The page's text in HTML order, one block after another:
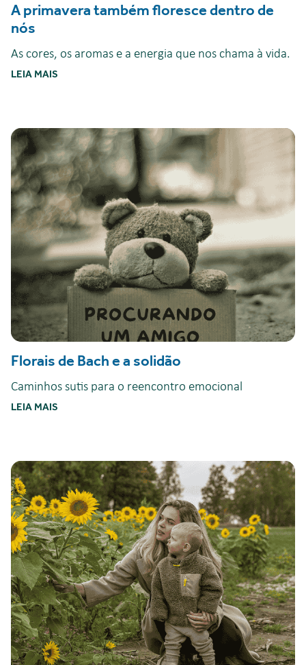
A primavera também floresce dentro de
nós
As cores, os aromas e a energia que nos chama à vida.
LEIA MAIS
Florais de Bach e a solidão
Caminhos sutis para o reencontro emocional
LEIA MAIS